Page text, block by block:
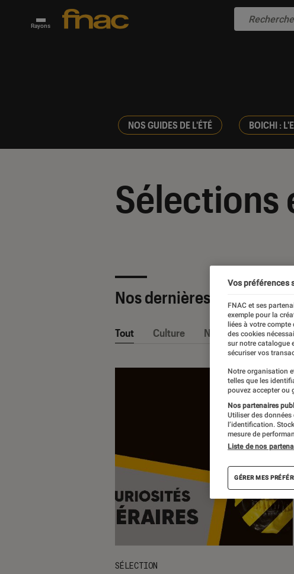
Rayons
NOS GUIDES DE L'ÉTÉ BOICHI :
Sélections
Nos dernières Sélections
Tout Culture Nos conseils
SÉLECTION
Vos préférences
FNAC et ses
exemple pour la
liées à votre
des cookies
sur notre catalogue
sécuriser vos
Notre organisation
telles que les
pouvez accepter ou
Nos partenaires
Utiliser des
l’identification.
mesure de
Liste de nos
GÉRER MES